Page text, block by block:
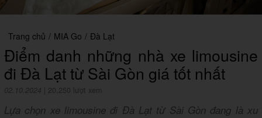
Trang chủ / MIA Go / Đà Lạt
Điểm danh những nhà xe limousine
đi Đà Lạt từ Sài Gòn giá tốt nhất
02.10.2024 20,250 lượt xem
Lựa chọn xe limousine đi Đà Lạt từ Sài Gòn đang là xu